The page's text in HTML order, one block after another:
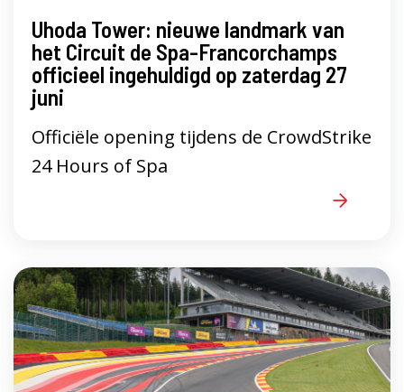
Uhoda Tower: nieuwe landmark van
het Circuit de Spa-Francorchamps
officieel ingehuldigd op zaterdag 27
juni
Officiële opening tijdens de CrowdStrike
24 Hours of Spa